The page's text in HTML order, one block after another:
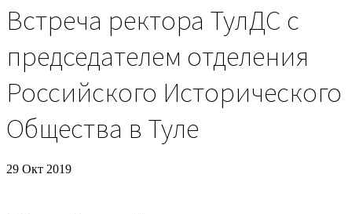
Встреча ректора ТулДС с
председателем отделения
Российского Исторического
Общества в Туле
29 Окт 2019